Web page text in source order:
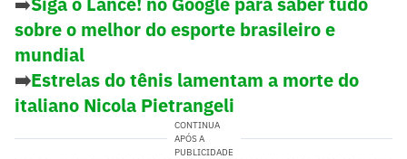
sobre o melhor do esporte brasileiro e
mundial
➡️Estrelas do tênis lamentam a morte do
italiano Nicola Pietrangeli
CONTINUA
APÓS A
PUBLICIDADE